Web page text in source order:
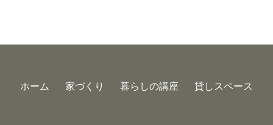
ホーム 家づくり 暮らしの講座 貸しスペース